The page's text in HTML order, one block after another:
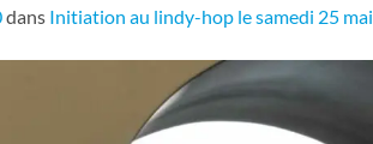
dans Initiation au lindy-hop le samedi 25 mai